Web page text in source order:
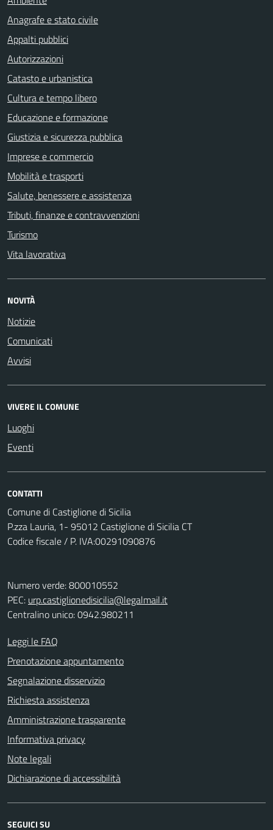
Anagrafe e stato civile
Appalti pubblici
Autorizzazioni
Catasto e urbanistica
Cultura e tempo libero
Educazione e formazione
Giustizia e sicurezza pubblica
Imprese e commercio
Mobilità e trasporti
Salute, benessere e assistenza
Tributi, finanze e contravvenzioni
Turismo
Vita lavorativa
NOVITÀ
Notizie
Comunicati
Avvisi
VIVERE IL COMUNE
Luoghi
Eventi
CONTATTI
Comune di Castiglione di Sicilia
P.zza Lauria, 1- 95012 Castiglione di Sicilia CT
Codice fiscale / P. IVA:00291090876
Numero verde: 800010552
PEC: urp.castiglionedisicilia@legalmail.it
Centralino unico: 0942.980211
Leggi le FAQ
Prenotazione appuntamento
Segnalazione disservizio
Richiesta assistenza
Amministrazione trasparente
Informativa privacy
Note legali
Dichiarazione di accessibilità
SEGUICI SU